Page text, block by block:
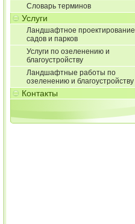
Словарь терминов
Услуги
Ландшафтное проектирование
садов и парков
Услуги по озеленению и
благоустройству
Ландшафтные работы по
озеленению и благоустройству
Контакты